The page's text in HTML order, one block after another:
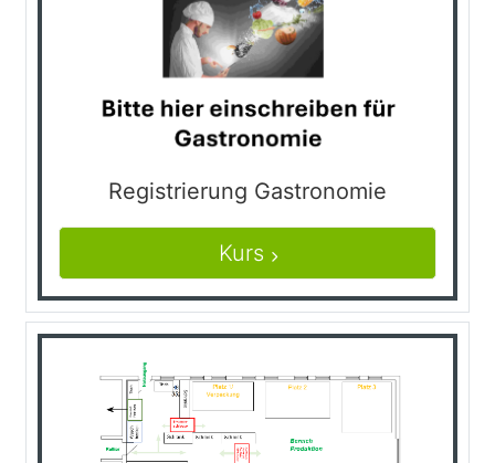
Registrierung Gastronomie
Kurs